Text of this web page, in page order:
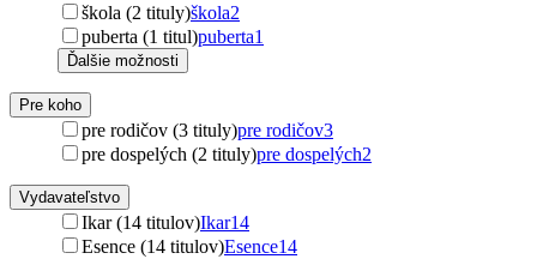
škola (2 tituly)škola2
puberta (1 titul)puberta1
Ďalšie možnosti
Pre koho
pre rodičov (3 tituly)pre rodičov3
pre dospelých (2 tituly)pre dospelých2
Vydavateľstvo
Ikar (14 titulov)Ikar14
Esence (14 titulov)Esence14